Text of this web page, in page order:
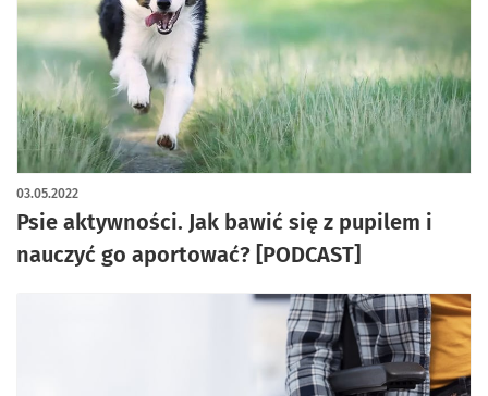
Psie aktywności. Jak bawić się z pupilem i
nauczyć go aportować? [PODCAST]
03.05.2022